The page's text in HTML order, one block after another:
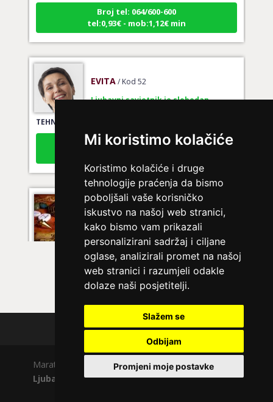
Mi koristimo kolačiće
Koristimo kolačiće i druge
tehnologije praćenja da bismo
poboljšali vaše korisničko
iskustvo na našoj web stranici,
kako bismo vam prikazali
personalizirani sadržaj i ciljane
oglase, analizirali promet na našoj
web stranici i razumjeli odakle
dolaze naši posjetitelji.
Slažem se
Odbijam
Promjeni moje postavke
Broj tel: 064/600-600
tel:0,93€ - mob:1,12€ min
EVITA / Kod 52
Ljubavni savjetnik je slobodan
TEHNIKE:
Broj tel: 064/600-600
tel:0,93€ - mob:1,12€ min
AZRA
Ljubavni savjetnik je slobodan
ljubavni savjeti, brak, ljubav
Broj tel: 064/600-600
tel:0,93€ - mob:1,12€ min
/ Kod 85
Ljubavni savjetnik je slobodan
TEHNIKE: tarot za ljubav
Polica privatnosti
Maratela mreže d.o.o., 072700700, +18 Copyright Ⓒ
Ljubavno.com| Usluge smiju koristiti osobe starije